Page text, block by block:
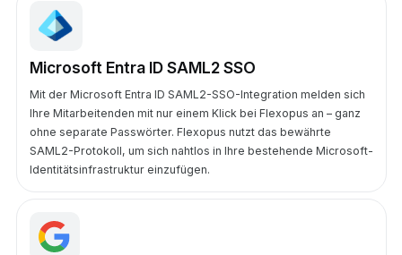
Microsoft Entra ID SAML2 SSO
Mit der Microsoft Entra ID SAML2-SSO-Integration melden sich
Ihre Mitarbeitenden mit nur einem Klick bei Flexopus an – ganz
ohne separate Passwörter. Flexopus nutzt das bewährte
SAML2-Protokoll, um sich nahtlos in Ihre bestehende Microsoft-
Identitätsinfrastruktur einzufügen.